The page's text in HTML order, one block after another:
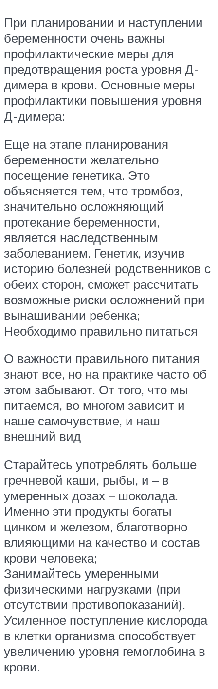
При планировании и наступлении
беременности очень важны
профилактические меры для
предотвращения роста уровня Д-
димера в крови. Основные меры
профилактики повышения уровня
Д-димера:
Еще на этапе планирования
беременности желательно
посещение генетика. Это
объясняется тем, что тромбоз,
значительно осложняющий
протекание беременности,
является наследственным
заболеванием. Генетик, изучив
историю болезней родственников с
обеих сторон, сможет рассчитать
возможные риски осложнений при
вынашивании ребенка;
Необходимо правильно питаться
О важности правильного питания
знают все, но на практике часто об
этом забывают. От того, что мы
питаемся, во многом зависит и
наше самочувствие, и наш
внешний вид
Старайтесь употреблять больше
гречневой каши, рыбы, и – в
умеренных дозах – шоколада.
Именно эти продукты богаты
цинком и железом, благотворно
влияющими на качество и состав
крови человека;
Занимайтесь умеренными
физическими нагрузками (при
отсутствии противопоказаний).
Усиленное поступление кислорода
в клетки организма способствует
увеличению уровня гемоглобина в
крови.